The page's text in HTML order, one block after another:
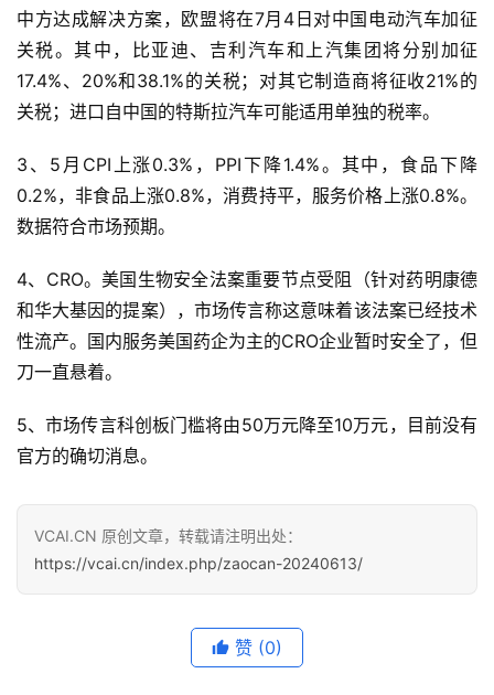
题
精
财
导
航
中方达成解决方案，欧盟将在7月4日对中国电动汽车加征
关税。其中，比亚迪、吉利汽车和上汽集团将分别加征
17.4%、20%和38.1%的关税；对其它制造商将征收21%的
关税；进口自中国的特斯拉汽车可能适用单独的税率。
3、5月CPI上涨0.3%，PPI下降1.4%。其中，食品下降
0.2%，非食品上涨0.8%，消费持平，服务价格上涨0.8%。
数据符合市场预期。
4、CRO。美国生物安全法案重要节点受阻（针对药明康德
和华大基因的提案），市场传言称这意味着该法案已经技术
性流产。国内服务美国药企为主的CRO企业暂时安全了，但
刀一直悬着。
5、市场传言科创板门槛将由50万元降至10万元，目前没有
官方的确切消息。
VCAI.CN 原创文章，转载请注明出处：
https://vcai.cn/index.php/zaocan-20240613/
赞 (0)